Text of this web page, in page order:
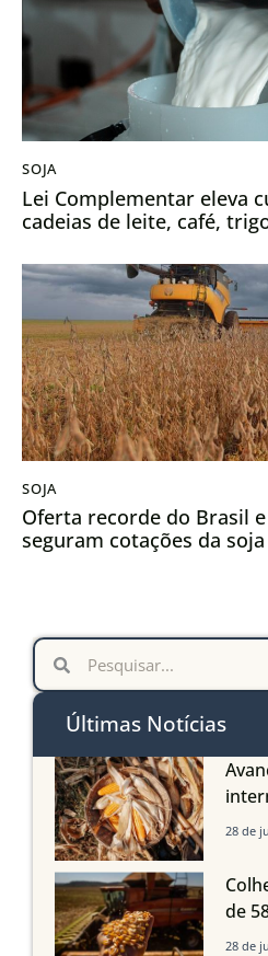
SOJA
Lei Complementar eleva
cadeias de leite, café,
SOJA
Oferta recorde do Brasil
seguram cotações da
Últimas Notícias
em
Imea
28 de
de
28 de